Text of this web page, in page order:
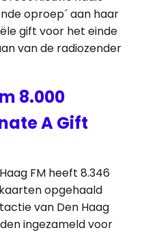
oproep´ aan haar
gift voor het einde
van de radiozender
8.000
A Gift
FM heeft 8.346
opgehaald
van Den Haag
ingezameld voor